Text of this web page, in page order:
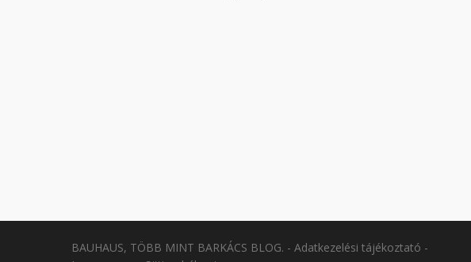
BAUHAUS, TÖBB MINT BARKÁCS BLOG. - Adatkezelési tájékoztató -